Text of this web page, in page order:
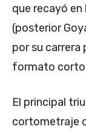
que recayó en
(posterior
por su
formato
El principal
cortometraje